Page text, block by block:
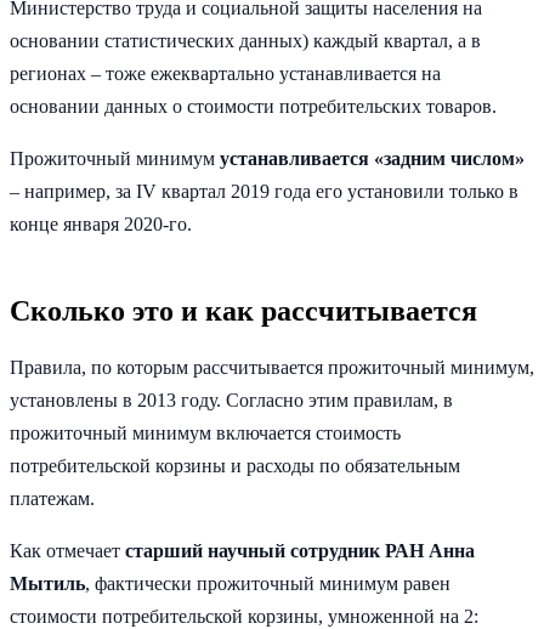
Министерство труда и социальной защиты населения на
основании статистических данных) каждый квартал, а в
регионах – тоже ежеквартально устанавливается на
основании данных о стоимости потребительских товаров.
Прожиточный минимум устанавливается «задним числом»
– например, за IV квартал 2019 года его установили только в
конце января 2020-го.
Сколько это и как рассчитывается
Правила, по которым рассчитывается прожиточный минимум,
установлены в 2013 году. Согласно этим правилам, в
прожиточный минимум включается стоимость
потребительской корзины и расходы по обязательным
платежам.
Как отмечает старший научный сотрудник РАН Анна
Мытиль, фактически прожиточный минимум равен
стоимости потребительской корзины, умноженной на 2: